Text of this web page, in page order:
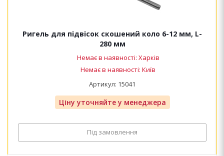
Ригель для підвісок скошений коло 6-12 мм, L-
280 мм
Немає в наявності: Харків
Немає в наявності: Київ
Артикул: 15041
Ціну уточняйте у менеджера
Під замовлення